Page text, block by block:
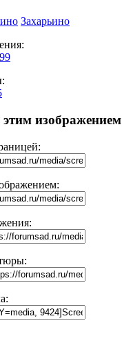
Захарьино
этим изображением